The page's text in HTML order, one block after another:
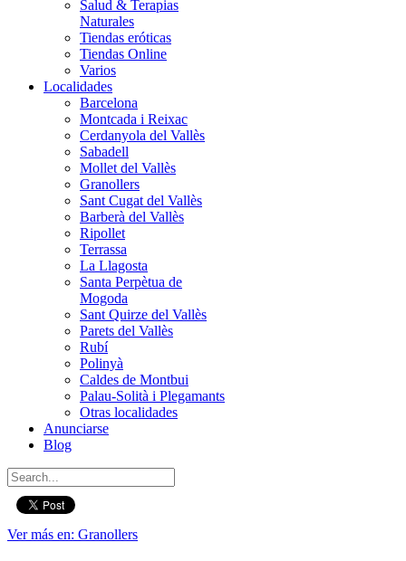
Salud & Terapias
Naturales
Tiendas eróticas
Tiendas Online
Varios
Localidades
Barcelona
Montcada i Reixac
Cerdanyola del Vallès
Sabadell
Mollet del Vallès
Granollers
Sant Cugat del Vallès
Barberà del Vallès
Ripollet
Terrassa
La Llagosta
Santa Perpètua de
Mogoda
Sant Quirze del Vallès
Parets del Vallès
Rubí
Polinyà
Caldes de Montbui
Palau-Solità i Plegamants
Otras localidades
Anunciarse
Blog
Ver más en: Granollers